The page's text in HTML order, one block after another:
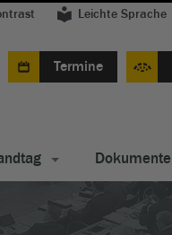
Leichte Sprache
Termine
Dokumente